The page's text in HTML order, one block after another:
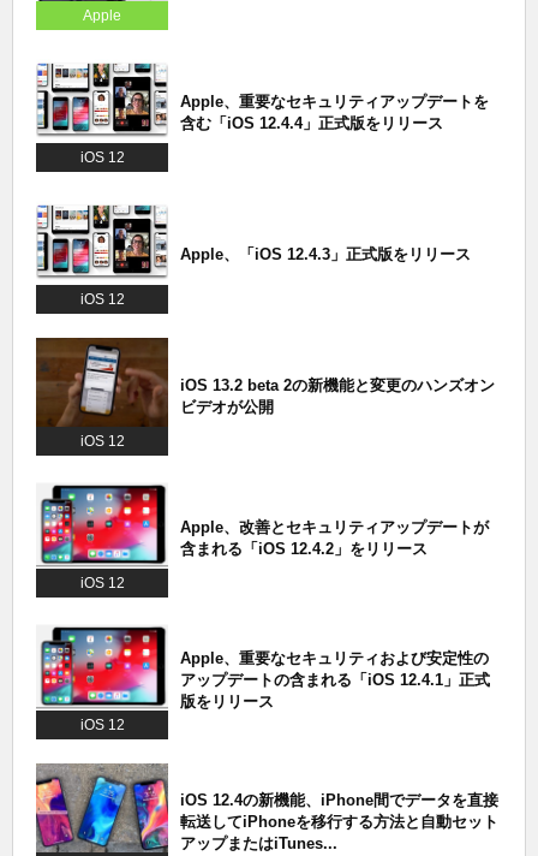
Apple
iOS 12
Apple、重要なセキュリティアップデートを
含む「iOS 12.4.4」正式版をリリース
iOS 12
Apple、「iOS 12.4.3」正式版をリリース
iOS 12
iOS 13.2 beta 2の新機能と変更のハンズオン
ビデオが公開
iOS 12
Apple、改善とセキュリティアップデートが
含まれる「iOS 12.4.2」をリリース
iOS 12
Apple、重要なセキュリティおよび安定性の
アップデートの含まれる「iOS 12.4.1」正式
版をリリース
iOS 12.4の新機能、iPhone間でデータを直接
転送してiPhoneを移行する方法と自動セット
アップまたはiTunes...